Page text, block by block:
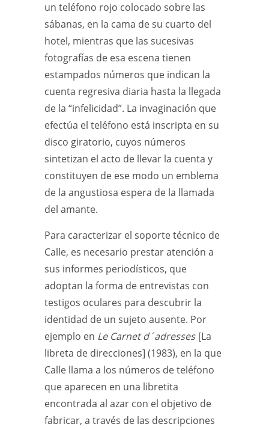
un teléfono rojo colocado sobre las
sábanas, en la cama de su cuarto del
hotel, mientras que las sucesivas
fotografías de esa escena tienen
estampados números que indican la
cuenta regresiva diaria hasta la llegada
de la “infelicidad”. La invaginación que
efectúa el teléfono está inscripta en su
disco giratorio, cuyos números
sintetizan el acto de llevar la cuenta y
constituyen de ese modo un emblema
de la angustiosa espera de la llamada
del amante.
Para caracterizar el soporte técnico de
Calle, es necesario prestar atención a
sus informes periodísticos, que
adoptan la forma de entrevistas con
testigos oculares para descubrir la
identidad de un sujeto ausente. Por
ejemplo en Le Carnet d´adresses [La
libreta de direcciones] (1983), en la que
Calle llama a los números de teléfono
que aparecen en una libretita
encontrada al azar con el objetivo de
fabricar, a través de las descripciones